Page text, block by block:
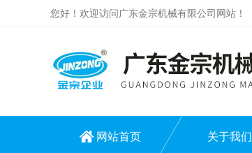
您好！欢迎访问广东金宗机械有限公司网站！
网站首页 关于我们